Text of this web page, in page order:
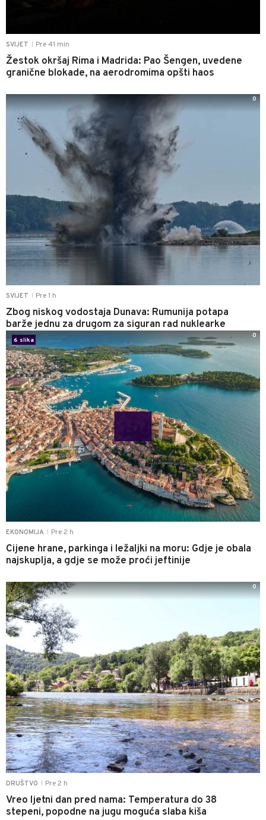
SVIJET Pre 41 min
Žestok okršaj Rima i Madrida: Pao Šengen, uvedene
granične blokade, na aerodromima opšti haos
SVIJET Pre 1 h
Zbog niskog vodostaja Dunava: Rumunija potapa
barže jednu za drugom za siguran rad nuklearke
0
EKONOMIJA Pre 2 h
Cijene hrane, parkinga i ležaljki na moru: Gdje je obala
najskuplja, a gdje se može proći jeftinije
6 slika
0
DRUŠTVO Pre 2 h
Vreo ljetni dan pred nama: Temperatura do 38
stepeni, popodne na jugu moguća slaba kiša
0